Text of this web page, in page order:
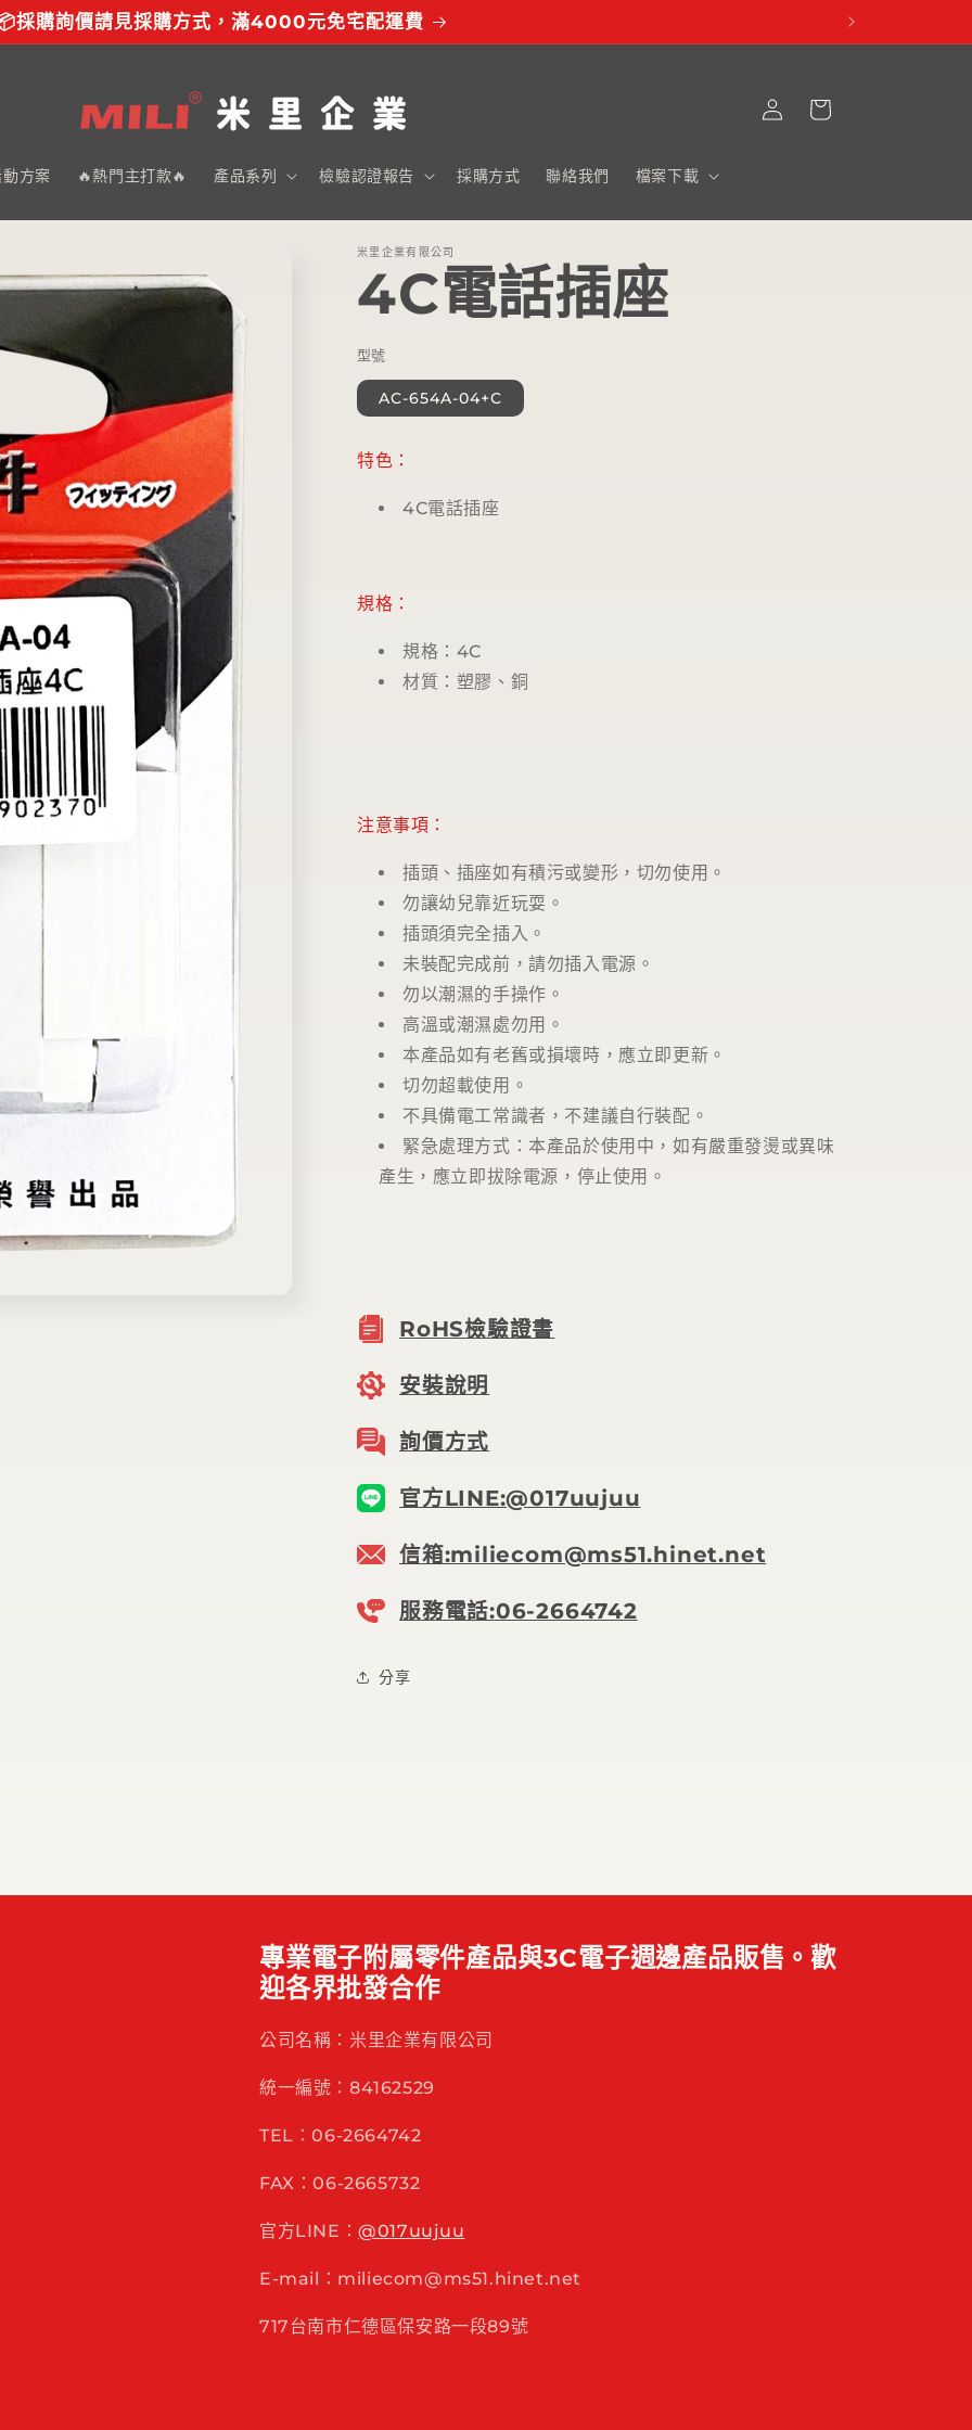
採購詢價請見採購方式，滿4000元免宅配運費
方案 🔥熱門主打款🔥 產品系列 檢驗認證報告 採購方式 聯絡我們 檔案下載
登
入
物
米里企業有限公司
4C電話插座
型號
AC-654A-04+C
特色：
4C電話插座
規格：
規格： 4C
材質：塑膠、銅
注意事項：
插頭、插座如有積污或變形，切勿使用。
勿讓幼兒靠近玩耍。
插頭須完全插入。
未裝配完成前，請勿插入電源。
勿以潮濕的手操作。
高溫或潮濕處勿用。
本產品如有老舊或損壞時，應立即更新。
切勿超載使用。
不具備電工常識者，不建議自行裝配。
緊急處理方式：本產品於使用中，如有嚴重發燙或異味
產生，應立即拔除電源，停止使用。
RoHS檢驗證書
安裝說明
詢價方式
官方LINE:@017uujuu
信箱:miliecom@ms51.hinet.net
服務電話:06-2664742
分享
專業電子附屬零件產品與3C電子週邊產品販售。歡
迎各界批發合作
公司名稱：米里企業有限公司
統一編號：84162529
TEL：06-2664742
FAX：06-2665732
官方LINE：@017uujuu
E-mail：miliecom@ms51.hinet.net
717台南市仁德區保安路一段89號